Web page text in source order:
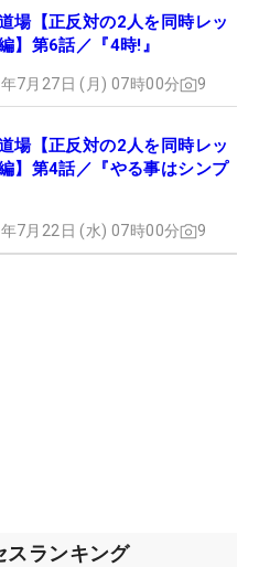
場【正反対の2人を同時レッ
】第6話／『4時!』
7月27日 (月) 07時00分 9
場【正反対の2人を同時レッ
】第4話／『やる事はシンプ
7月22日 (水) 07時00分 9
スランキング